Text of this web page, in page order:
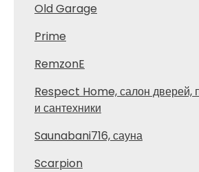
Old Garage
Prime
RemzonE
Respect Home, салон дверей,
и сантехники
Saunabani716, сауна
Scarpion